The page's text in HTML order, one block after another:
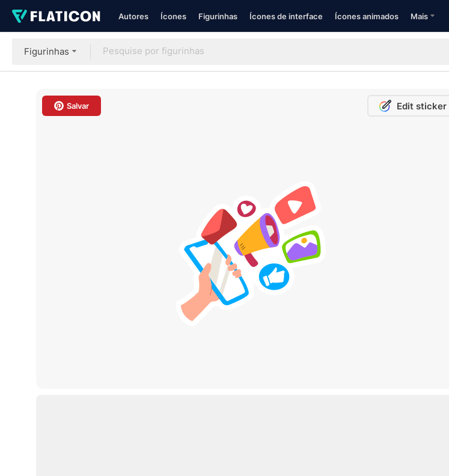
Autores Ícones Figurinhas Ícones de interface Ícones animados Mais
Figurinhas
Salvar Edit sticker